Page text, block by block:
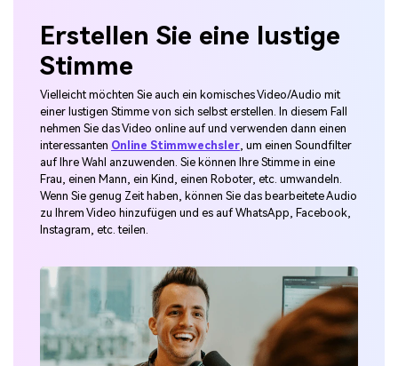
Erstellen Sie eine lustige
Stimme
Vielleicht möchten Sie auch ein komisches Video/Audio mit
einer lustigen Stimme von sich selbst erstellen. In diesem Fall
nehmen Sie das Video online auf und verwenden dann einen
interessanten Online Stimmwechsler, um einen Soundfilter
auf Ihre Wahl anzuwenden. Sie können Ihre Stimme in eine
Frau, einen Mann, ein Kind, einen Roboter, etc. umwandeln.
Wenn Sie genug Zeit haben, können Sie das bearbeitete Audio
zu Ihrem Video hinzufügen und es auf WhatsApp, Facebook,
Instagram, etc. teilen.